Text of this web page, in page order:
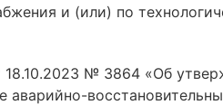
и (или) по
18.10.2023 № 3864 «Об